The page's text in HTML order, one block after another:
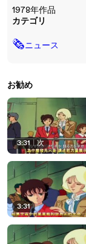
1978年作品
カテゴリ
🗞ニュース
お勧め
3:31 | 次
3:31